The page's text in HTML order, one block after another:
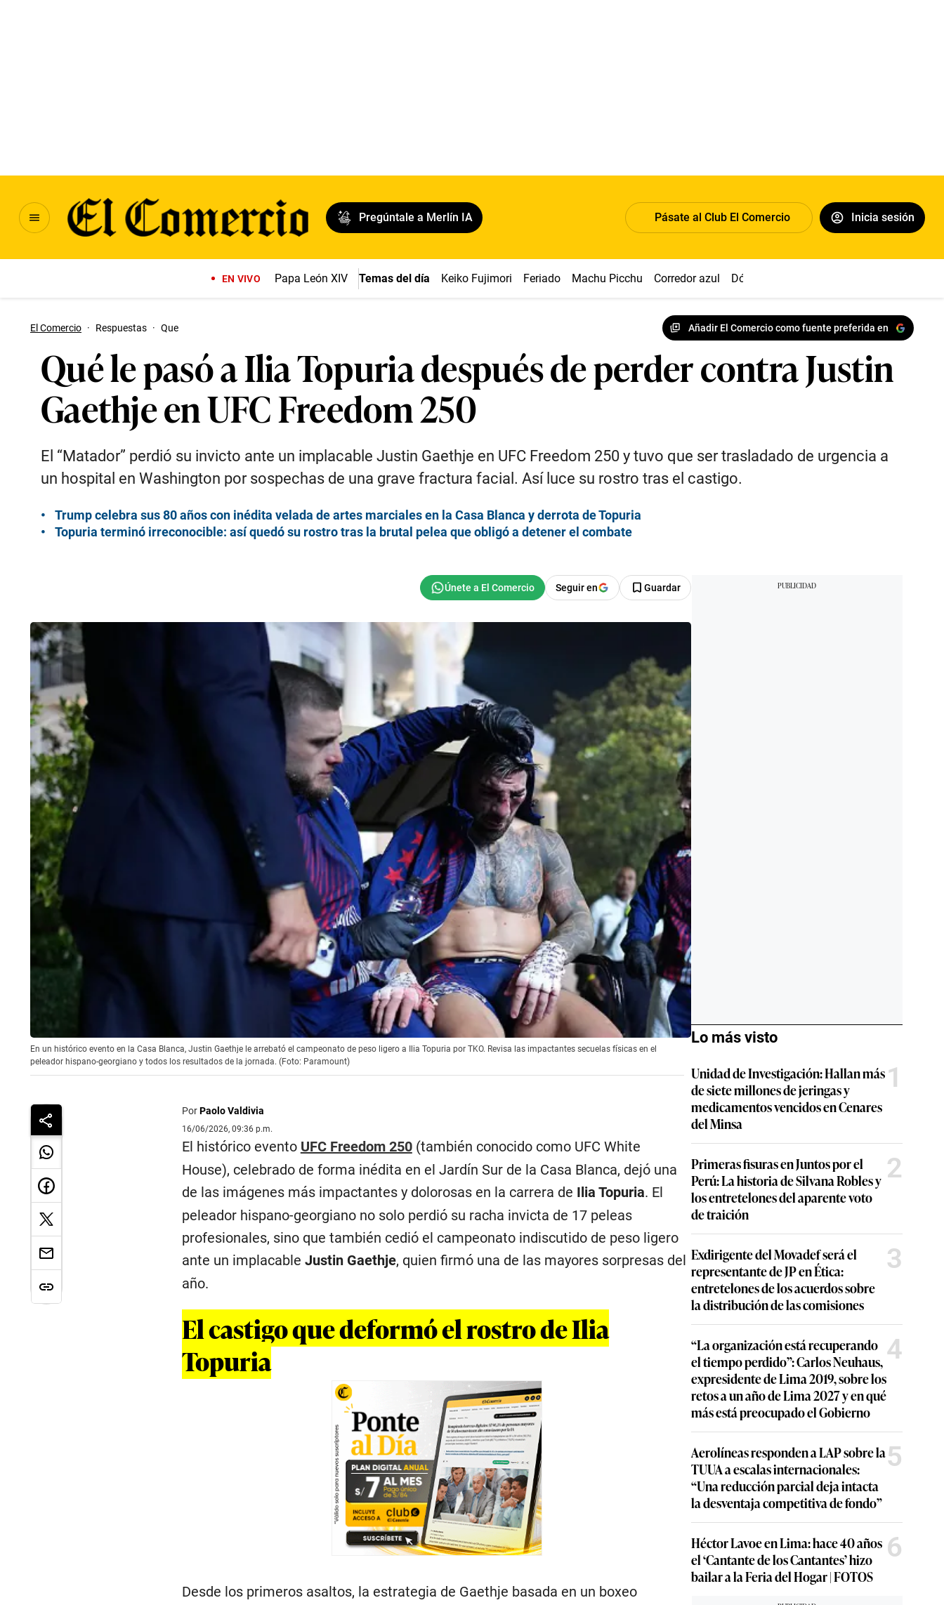
Pregúntale a Merlín IA Pásate al Club El Comercio Inicia sesión
EN VIVO Papa León XIV Temas del día Keiko Fujimori Feriado Machu Picchu Corredor azul Dólar
El Comercio · Respuestas · Que Añadir El Comercio como fuente preferida en
Qué le pasó a Ilia Topuria después de perder contra Justin
Gaethje en UFC Freedom 250
El “Matador” perdió su invicto ante un implacable Justin Gaethje en UFC Freedom 250 y tuvo que ser trasladado de urgencia a
un hospital en Washington por sospechas de una grave fractura facial. Así luce su rostro tras el castigo.
Trump celebra sus 80 años con inédita velada de artes marciales en la Casa Blanca y derrota de Topuria
Topuria terminó irreconocible: así quedó su rostro tras la brutal pelea que obligó a detener el combate
Seguir en Guardar
En un histórico evento en la Casa Blanca, Justin Gaethje le arrebató el campeonato de peso ligero a Ilia Topuria por TKO. Revisa las impactantes secuelas físicas en el
peleador hispano-georgiano y todos los resultados de la jornada. (Foto: Paramount)
PorPaolo Valdivia
16/06/2026, 09:36 p.m.
El histórico evento UFC Freedom 250(también conocido como UFC White
House), celebrado de forma inédita en el Jardín Sur de la Casa Blanca, dejó una
de las imágenes más impactantes y dolorosas en la carrera de Ilia Topuria. El
peleador hispano-georgiano no solo perdió su racha invicta de 17 peleas
profesionales, sino que también cedió el campeonato indiscutido de peso ligero
ante un implacable Justin Gaethje, quien firmó una de las mayores sorpresas del
año.
El castigo que deformó el rostro de Ilia
Topuria
Desde los primeros asaltos, la estrategia de Gaethje basada en un boxeo
Lo más visto
Unidad de Investigación: Hallan más
de siete millones de jeringas y
medicamentos vencidos en Cenares
del Minsa
1
Primeras fisuras en Juntos por el
Perú: La historia de Silvana Robles y
los entretelones del aparente voto
de traición
2
Exdirigente del Movadef será el
representante de JP en Ética:
entretelones de los acuerdos sobre
la distribución de las comisiones
3
“La organización está recuperando
el tiempo perdido”: Carlos Neuhaus,
expresidente de Lima 2019, sobre los
retos a un año de Lima 2027 y en qué
más está preocupado el Gobierno
4
Aerolíneas responden a LAP sobre la
TUUA a escalas internacionales:
“Una reducción parcial deja intacta
la desventaja competitiva de fondo”
5
Héctor Lavoe en Lima: hace 40 años
el ‘Cantante de los Cantantes’ hizo
bailar a la Feria del Hogar | FOTOS
6